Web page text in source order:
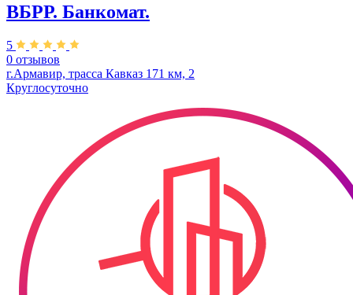
ВБРР. Банкомат.
5
0 отзывов
г.Армавир, трасса Кавказ 171 км, 2
Круглосуточно